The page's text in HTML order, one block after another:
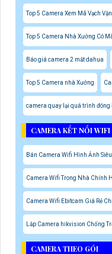
Top 5 Camera Xem Mã Vạch
Top 5 Camera Nhà Xưởng Có
Báo giá camera 2 mắt dahua
Top 5 Camera nhà Xưởng
camera quay lại quá trình đóng
CAMERA KẾT NỐI WIFI
Bán Camera Wifi Hình Ảnh
Camera Wifi Trong Nhà Chính
Camera Wifi Ebitcam Giá Rẻ
Lắp Camera hikvision Chống
CAMERA THEO GÓI